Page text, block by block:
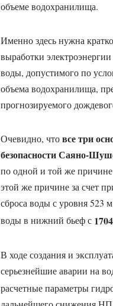
объеме водохранилища.
Именно здесь нужна
выработки
воды, допустимого по
объема водохранилища,
прогнозируемого
Очевидно, чтовсе три
безопасности Саяно-
по одной и той же
этой же причине за счет
сброса воды с уровня 523
воды в нижний бьеф с
В ходе создания и
серьезнейшие аварии на
расчетные параметры